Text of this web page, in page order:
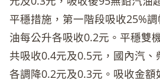
平穩措施，第一階段吸收25%
油每公升各吸收0.2元。平穩雙
共吸收0.4元及0.5元，國內汽
各調降0.2元及0.3元。吸收金額